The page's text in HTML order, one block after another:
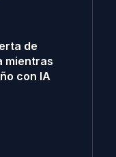
de
mientras
con IA